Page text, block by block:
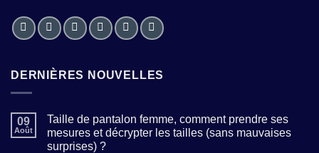
DERNIÈRES NOUVELLES
09
Août
Taille de pantalon femme, comment prendre ses
mesures et décrypter les tailles (sans mauvaises
surprises) ?